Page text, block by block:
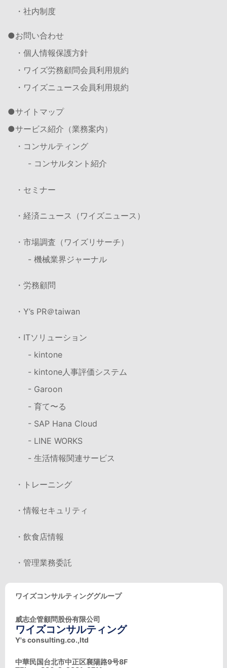
・社内制度
お問い合わせ
・個人情報保護方針
・ワイズ労務顧問会員利用規約
・ワイズニュース会員利用規約
サイトマップ
サービス紹介（業務案内）
・コンサルティング
- コンサルタント紹介
・セミナー
・経済ニュース（ワイズニュース）
・市場調査（ワイズリサーチ）
- 機械業界ジャーナル
・労務顧問
・Y’s PR＠taiwan
・ITソリューション
- kintone
- kintone人事評価システム
- Garoon
- 育て〜る
- SAP Hana Cloud
- LINE WORKS
- 生活情報関連サービス
・トレーニング
・情報セキュリティ
・飲食店情報
・管理業務委託
ワイズコンサルティンググループ
威志企管顧問股份有限公司
ワイズコンサルティング
Y's consulting.co.,ltd
中華民国台北市中正区襄陽路9号8F